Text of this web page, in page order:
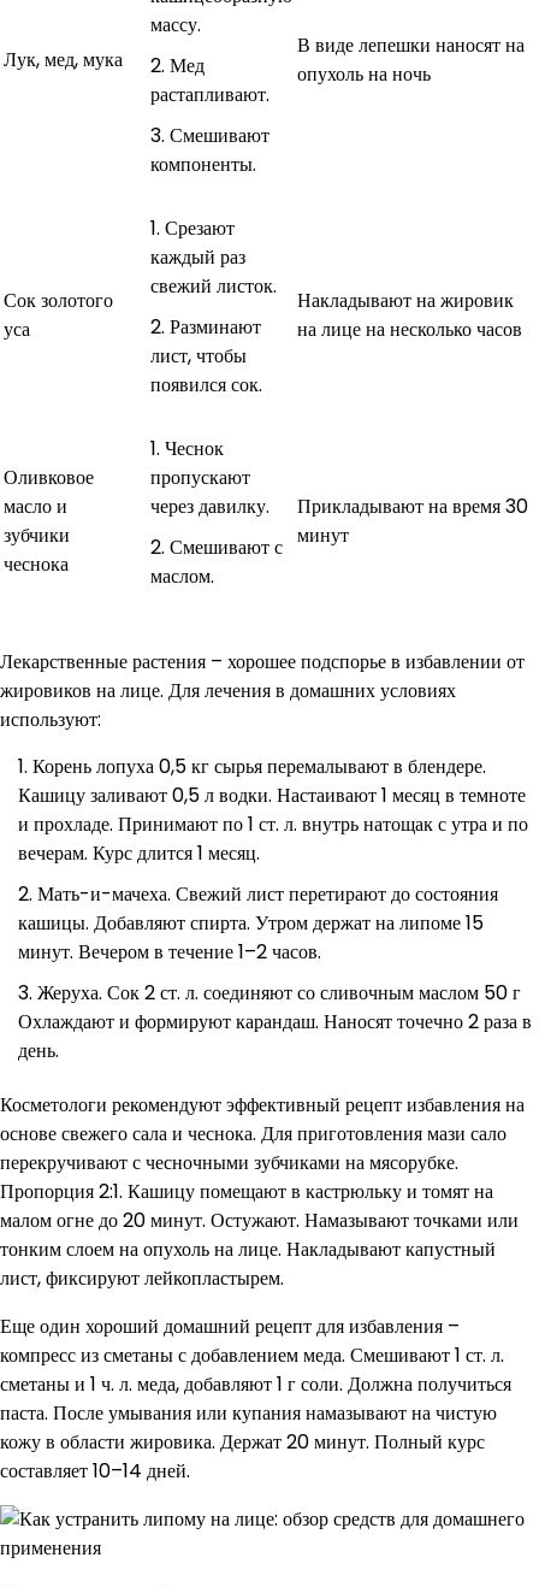
Лук, мед, мука
массу.
Мед
растапливают.
Смешивают
компоненты.
В виде лепешки наносят на
опухоль на ночь
Сок золотого
уса
Срезают
каждый раз
свежий листок.
Разминают
лист, чтобы
появился сок.
Накладывают на жировик
на лице на несколько часов
Оливковое
масло и
зубчики
чеснока
Чеснок
пропускают
через давилку.
Смешивают с
маслом.
Прикладывают на время 30
минут
Лекарственные растения – хорошее подспорье в избавлении от
жировиков на лице. Для лечения в домашних условиях
используют:
Корень лопуха 0,5 кг сырья перемалывают в блендере.
Кашицу заливают 0,5 л водки. Настаивают 1 месяц в темноте
и прохладе. Принимают по 1 ст. л. внутрь натощак с утра и по
вечерам. Курс длится 1 месяц.
Мать-и-мачеха. Свежий лист перетирают до состояния
кашицы. Добавляют спирта. Утром держат на липоме 15
минут. Вечером в течение 1–2 часов.
Жеруха. Сок 2 ст. л. соединяют со сливочным маслом 50 г
Охлаждают и формируют карандаш. Наносят точечно 2 раза в
день.
Косметологи рекомендуют эффективный рецепт избавления на
основе свежего сала и чеснока. Для приготовления мази сало
перекручивают с чесночными зубчиками на мясорубке.
Пропорция 2:1. Кашицу помещают в кастрюльку и томят на
малом огне до 20 минут. Остужают. Намазывают точками или
тонким слоем на опухоль на лице. Накладывают капустный
лист, фиксируют лейкопластырем.
Еще один хороший домашний рецепт для избавления –
компресс из сметаны с добавлением меда. Смешивают 1 ст. л.
сметаны и 1 ч. л. меда, добавляют 1 г соли. Должна получиться
паста. После умывания или купания намазывают на чистую
кожу в области жировика. Держат 20 минут. Полный курс
составляет 10–14 дней.